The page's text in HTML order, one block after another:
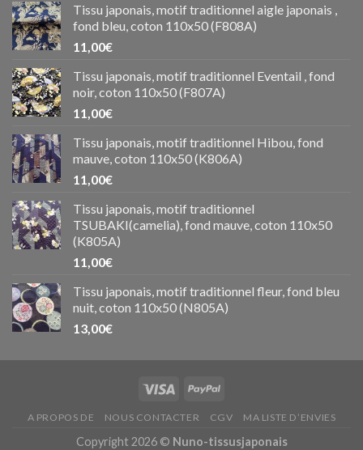
Tissu japonais, motif traditionnel aigle japonais ,
fond bleu, coton 110x50 (F808A)
11,00€
Tissu japonais, motif traditionnel Eventail , fond
noir, coton 110x50 (F807A)
11,00€
Tissu japonais, motif traditionnel Hibou, fond
mauve, coton 110x50 (K806A)
11,00€
Tissu japonais, motif traditionnel
TSUBAKI(camelia), fond mauve, coton 110x50
(K805A)
11,00€
Tissu japonais, motif traditionnel fleur, fond bleu
nuit, coton 110x50 (N805A)
13,00€
A PROPOS DE NOUS CONTACTER CGV MA LISTE D’ENVIES
Copyright 2026 © Nuno-tissusjaponais